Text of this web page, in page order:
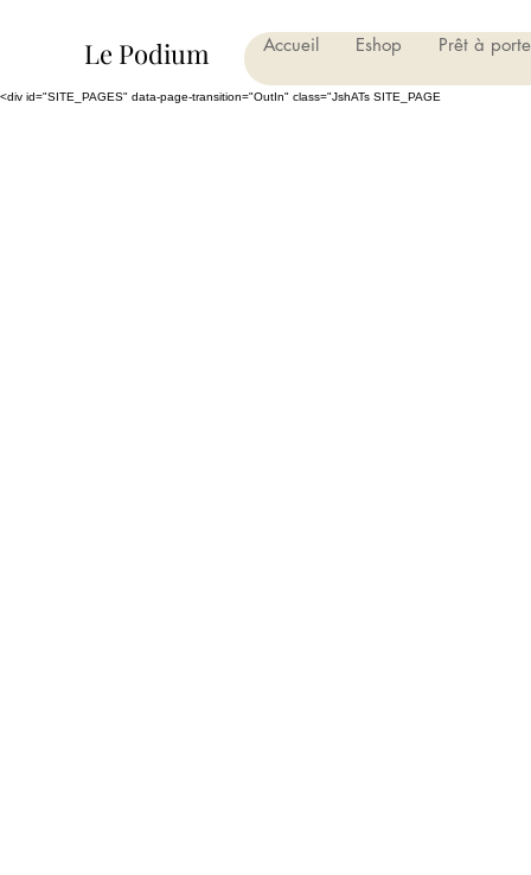
Le Podium Accueil Eshop Prêt à
<div id="SITE_PAGES" data-page-transition="OutIn" class="JshATs SITE_PAGE